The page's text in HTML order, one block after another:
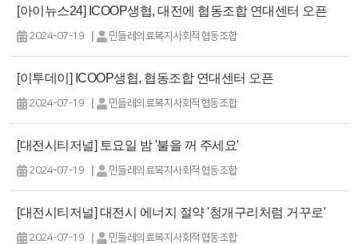
[아이뉴스24] ICOOP생협, 대전에 협동조합 연대센터 오픈
2024-07-19 | 민들레의료복지사회적협동조합
[이투데이] ICOOP생협, 협동조합 연대센터 오픈
2024-07-19 | 민들레의료복지사회적협동조합
[대전시티저널] 토요일 밤 '불을 꺼 주세요'
2024-07-19 | 민들레의료복지사회적협동조합
[대전시티저널] 대전시 에너지 절약 '청개구리처럼 거꾸로'
2024-07-19 | 민들레의료복지사회적협동조합